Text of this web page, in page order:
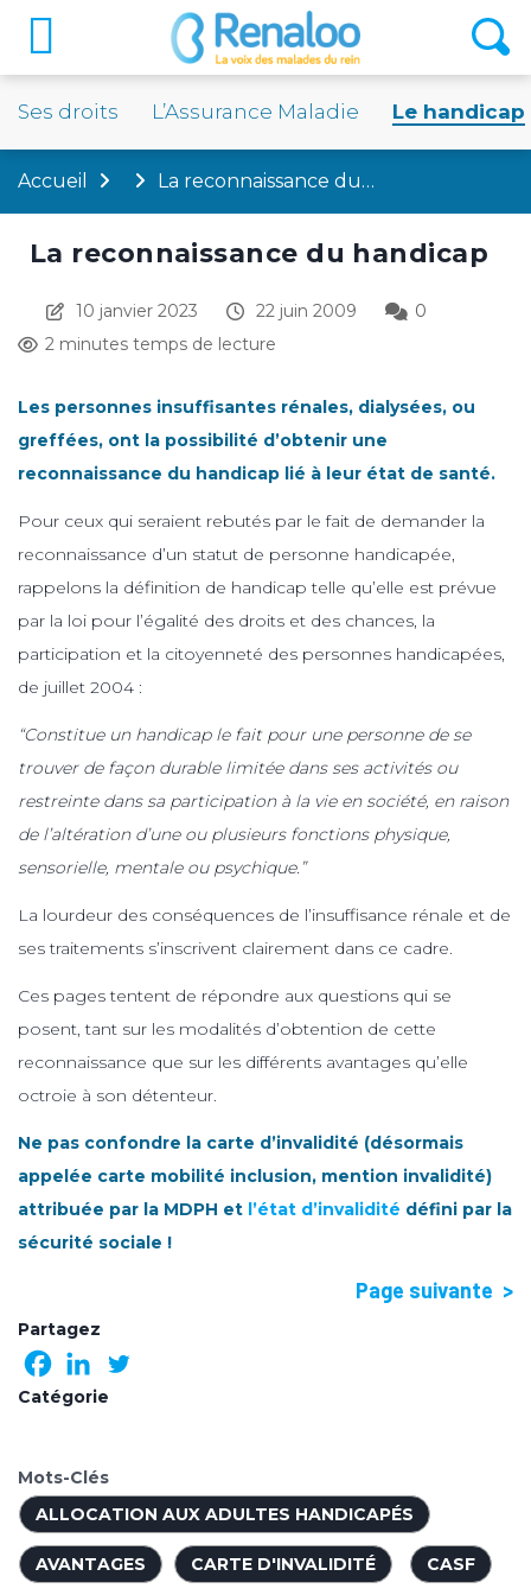
Ses droits L’Assurance Maladie Le handicap
Accueil La reconnaissance du…
La reconnaissance du handicap
10 janvier 2023 22 juin 2009
0
2 minutes temps de lecture
Les personnes insuffisantes rénales, dialysées, ou
greffées, ont la possibilité d’obtenir une
reconnaissance du handicap lié à leur état de santé.
Pour ceux qui seraient rebutés par le fait de demander la
reconnaissance d’un statut de personne handicapée,
rappelons la définition de handicap telle qu’elle est prévue
par la loi pour l’égalité des droits et des chances, la
participation et la citoyenneté des personnes handicapées,
de juillet 2004 :
“Constitue un handicap le fait pour une personne de se
trouver de façon durable limitée dans ses activités ou
restreinte dans sa participation à la vie en société, en raison
de l’altération d’une ou plusieurs fonctions physique,
sensorielle, mentale ou psychique.”
La lourdeur des conséquences de l’insuffisance rénale et de
ses traitements s’inscrivent clairement dans ce cadre.
Ces pages tentent de répondre aux questions qui se
posent, tant sur les modalités d’obtention de cette
reconnaissance que sur les différents avantages qu’elle
octroie à son détenteur.
Ne pas confondre la carte d’invalidité (désormais
appelée carte mobilité inclusion, mention invalidité)
attribuée par la MDPH et l’état d’invalidité défini par la
sécurité sociale !
Page suivante >
Partagez
Catégorie
Mots-Clés
ALLOCATION AUX ADULTES HANDICAPÉS
AVANTAGES CARTE D'INVALIDITÉ CASF